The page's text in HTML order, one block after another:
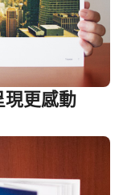
現更感動